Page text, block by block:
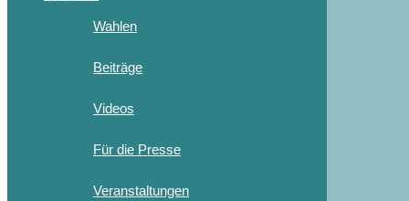
Wahlen
Beiträge
Videos
Für die Presse
Veranstaltungen